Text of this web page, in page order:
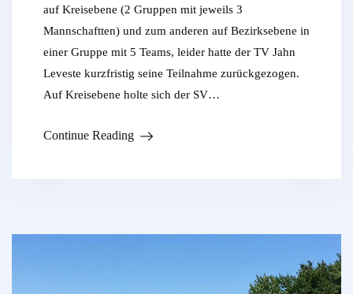
auf Kreisebene (2 Gruppen mit jeweils 3
Mannschaftten) und zum anderen auf Bezirksebene in
einer Gruppe mit 5 Teams, leider hatte der TV Jahn
Leveste kurzfristig seine Teilnahme zurückgezogen.
Auf Kreisebene holte sich der SV…
Continue Reading